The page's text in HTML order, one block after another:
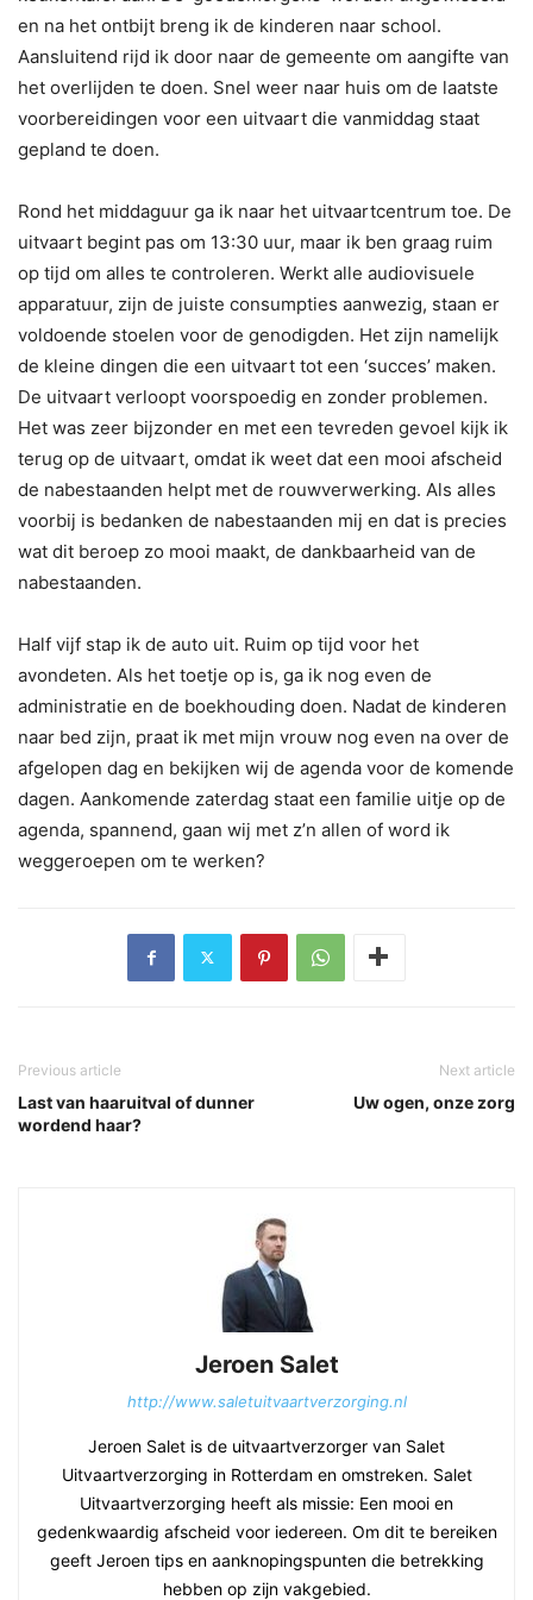
en na het ontbijt breng ik de kinderen naar school.
Aansluitend rijd ik door naar de gemeente om aangifte van
het overlijden te doen. Snel weer naar huis om de laatste
voorbereidingen voor een uitvaart die vanmiddag staat
gepland te doen.
Rond het middaguur ga ik naar het uitvaartcentrum toe. De
uitvaart begint pas om 13:30 uur, maar ik ben graag ruim
op tijd om alles te controleren. Werkt alle audiovisuele
apparatuur, zijn de juiste consumpties aanwezig, staan er
voldoende stoelen voor de genodigden. Het zijn namelijk
de kleine dingen die een uitvaart tot een ‘succes’ maken.
De uitvaart verloopt voorspoedig en zonder problemen.
Het was zeer bijzonder en met een tevreden gevoel kijk ik
terug op de uitvaart, omdat ik weet dat een mooi afscheid
de nabestaanden helpt met de rouwverwerking. Als alles
voorbij is bedanken de nabestaanden mij en dat is precies
wat dit beroep zo mooi maakt, de dankbaarheid van de
nabestaanden.
Half vijf stap ik de auto uit. Ruim op tijd voor het
avondeten. Als het toetje op is, ga ik nog even de
administratie en de boekhouding doen. Nadat de kinderen
naar bed zijn, praat ik met mijn vrouw nog even na over de
afgelopen dag en bekijken wij de agenda voor de komende
dagen. Aankomende zaterdag staat een familie uitje op de
agenda, spannend, gaan wij met z’n allen of word ik
weggeroepen om te werken?
Previous article
Last van haaruitval of dunner
wordend haar?
Next article
Uw ogen, onze zorg
Jeroen Salet
http://www.saletuitvaartverzorging.nl
Jeroen Salet is de uitvaartverzorger van Salet
Uitvaartverzorging in Rotterdam en omstreken. Salet
Uitvaartverzorging heeft als missie: Een mooi en
gedenkwaardig afscheid voor iedereen. Om dit te bereiken
geeft Jeroen tips en aanknopingspunten die betrekking
hebben op zijn vakgebied.